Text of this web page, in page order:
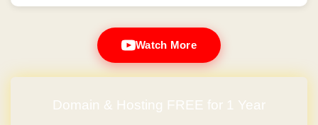
Watch More
Domain & Hosting FREE for 1 Year